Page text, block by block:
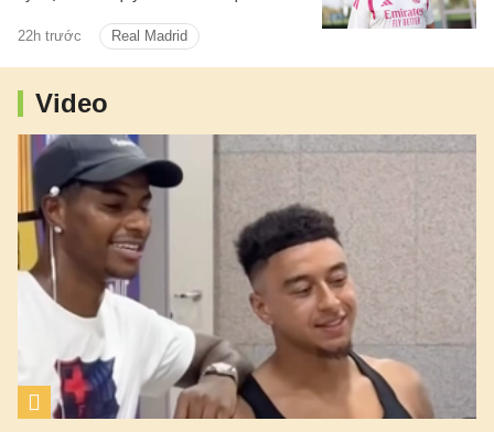
22h trước Real Madrid
phục.
Video